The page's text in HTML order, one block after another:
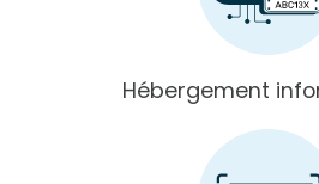
Hébergement